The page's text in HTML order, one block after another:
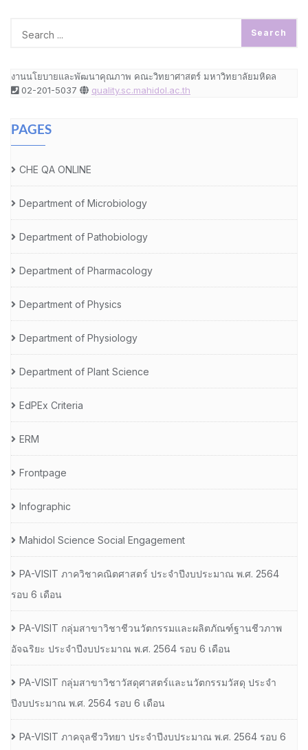
งานนโยบายและพัฒนาคุณภาพ คณะวิทยาศาสตร์ มหาวิทยาลัยมหิดล
02-201-5037
quality.sc.mahidol.ac.th
PAGES
CHE QA ONLINE
Department of Microbiology
Department of Pathobiology
Department of Pharmacology
Department of Physics
Department of Physiology
Department of Plant Science
EdPEx Criteria
ERM
Frontpage
Infographic
Mahidol Science Social Engagement
PA-VISIT ภาควิชาคณิตศาสตร์ ประจำปีงบประมาณ พ.ศ. 2564
รอบ 6 เดือน
PA-VISIT กลุ่มสาขาวิชาชีวนวัตกรรมและผลิตภัณฑ์ฐานชีวภาพ
อัจฉริยะ ประจำปีงบประมาณ พ.ศ. 2564 รอบ 6 เดือน
PA-VISIT กลุ่มสาขาวิชาวัสดุศาสตร์และนวัตกรรมวัสดุ ประจำ
ปีงบประมาณ พ.ศ. 2564 รอบ 6 เดือน
PA-VISIT ภาคจุลชีววิทยา ประจำปีงบประมาณ พ.ศ. 2564 รอบ 6